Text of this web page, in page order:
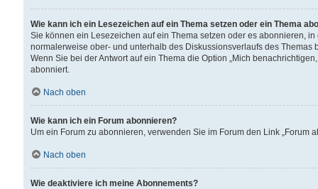
Wie kann ich ein Lesezeichen auf ein Thema setzen oder ein Thema
Sie können ein Lesezeichen auf ein Thema setzen oder es abonnieren,
normalerweise ober- und unterhalb des Diskussionsverlaufs des Themas
Wenn Sie bei der Antwort auf ein Thema die Option „Mich
abonniert.
Nach oben
Wie kann ich ein Forum abonnieren?
Um ein Forum zu abonnieren, verwenden Sie im Forum den Link „Forum
Nach oben
Wie deaktiviere ich meine Abonnements?